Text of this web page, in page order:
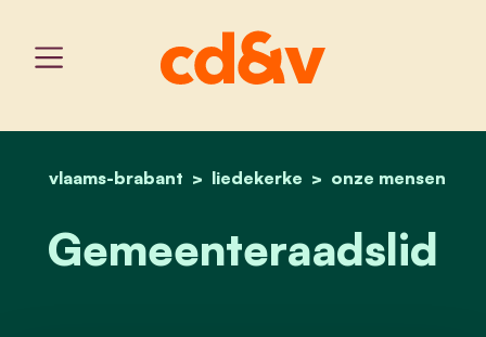
home
vlaams-brabant liedekerke onze mensen
carla van den houwe
Gemeenteraadslid